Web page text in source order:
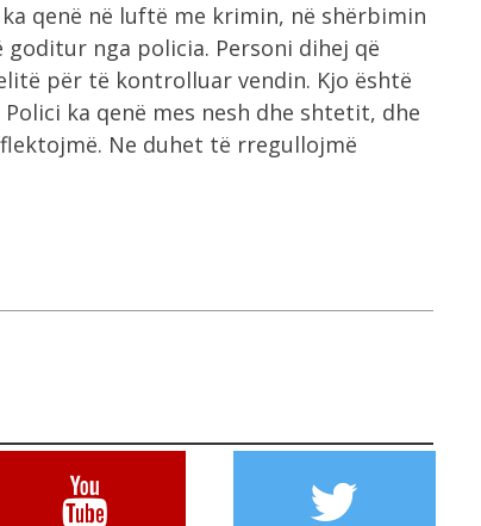
qenë në luftë me krimin, në shërbimin
nga policia. Personi dihej që
për të kontrolluar vendin. Kjo është
ka qenë mes nesh dhe shtetit, dhe
Ne duhet të rregullojmë